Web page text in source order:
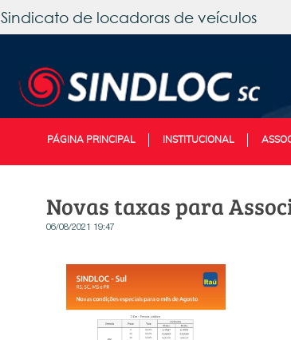
Novas taxas para
06/08/2021 19:47
PÁGINA PRINCIPAL INSTITUCIONAL
Sindicato de locadoras de veículos